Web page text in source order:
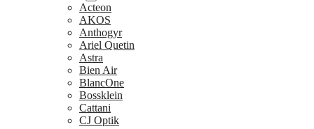
Acteon
AKOS
Anthogyr
Ariel Quetin
Astra
Bien Air
BlancOne
Bossklein
Cattani
CJ Optik